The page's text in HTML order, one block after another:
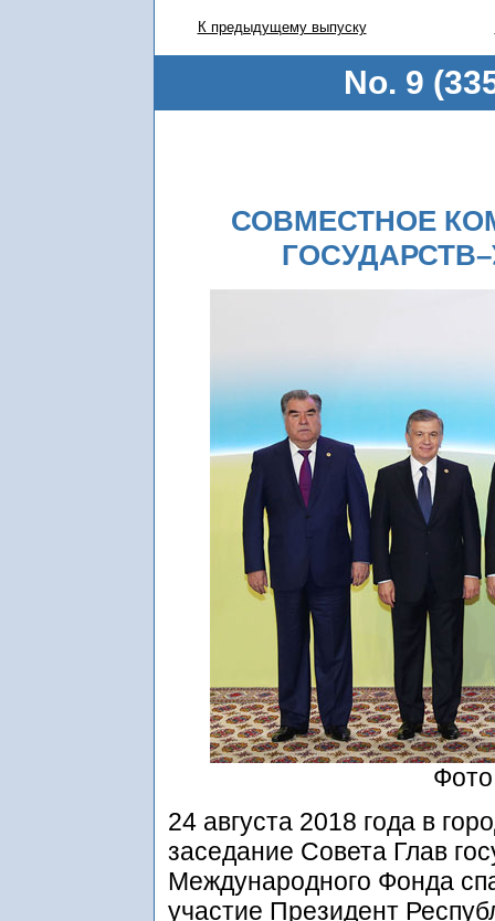
К предыдущему выпуску
No. 9
СОВМЕСТНОЕ
24 августа 2018 года в
заседание Совета Глав
Международного Фонда
участие Президент